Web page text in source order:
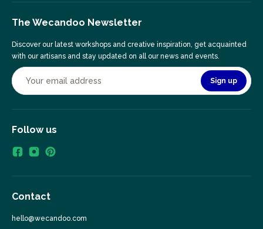
The Wecandoo Newsletter
Discover our latest workshops and creative inspiration, get acquainted
with our artisans and stay updated on all our news and events.
Sign up
Follow us
Contact
hello@wecandoo.com